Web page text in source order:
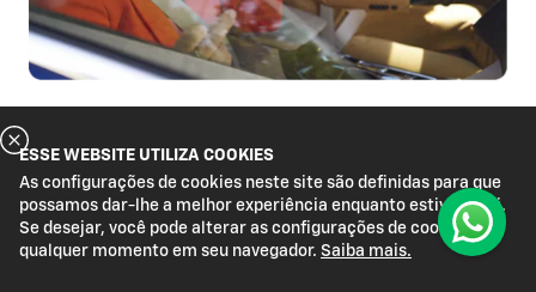
Um novo jeito de comprar seu 0KM
Aqui, você pode conhecer novos modelos de carros
ESSE WEBSITE UTILIZA COOKIES
As configurações de cookies neste site são definidas para que
possamos dar-lhe a melhor experiência enquanto estiver aqui.
Se desejar, você pode alterar as configurações de cookies a
qualquer momento em seu navegador. Saiba mais.